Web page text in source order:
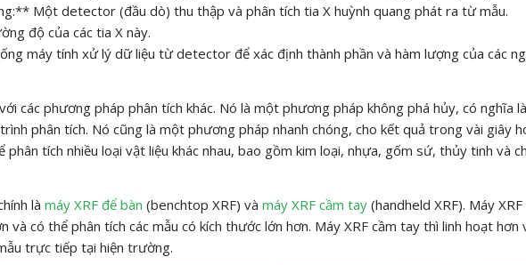
Một detector (đầu dò) thu thập và phân tích tia X huỳnh quang phát ra từ mẫu.
độ của các tia X này.
máy tính xử lý dữ liệu từ detector để xác định thành phần và hàm lượng của các
các phương pháp phân tích khác. Nó là một phương pháp không phá hủy, có nghĩa
phân tích. Nó cũng là một phương pháp nhanh chóng, cho kết quả trong vài giây
phân tích nhiều loại vật liệu khác nhau, bao gồm kim loại, nhựa, gốm sứ, thủy tinh và
là máy XRF để bàn (benchtop XRF) và máy XRF cầm tay (handheld XRF). Máy
và có thể phân tích các mẫu có kích thước lớn hơn. Máy XRF cầm tay thì linh hoạt hơn
trực tiếp tại hiện trường.